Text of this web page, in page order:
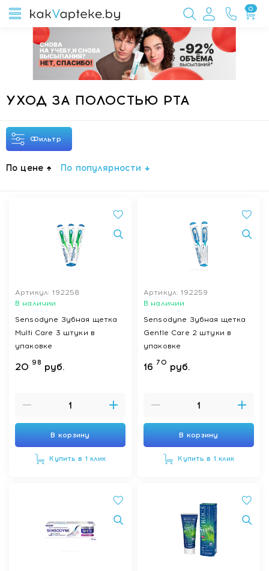
0
УХОД ЗА ПОЛОСТЬЮ РТА
Фильтр
По цене По популярности
Артикул: 192258
В наличии
Sensodyne Зубная щетка
Multi Care 3 штуки в
упаковке
20 98 руб.
В корзину
Купить в 1 клик
Артикул: 192259
В наличии
Sensodyne Зубная щетка
Gentle Care 2 штуки в
упаковке
16 70 руб.
В корзину
Купить в 1 клик